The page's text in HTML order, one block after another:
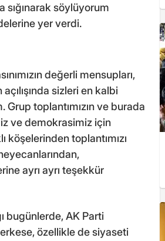
sığınarak söylüyorum
yer verdi.
değerli mensupları,
sizleri en kalbi
toplantımızın ve burada
ve demokrasimiz için
köşelerinden toplantımızı
ayrı ayrı teşekkür
bugünlerde, AK Parti
özellikle de siyaseti